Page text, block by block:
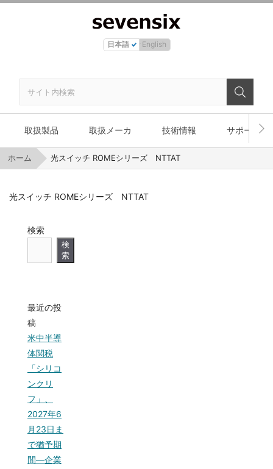
日本語 English
取扱製品 取扱メーカ 技術情報 サポート
ホーム 光スイッチ ROMEシリーズ NTTAT
光スイッチ ROMEシリーズ NTTAT
検索
検
索
最近の投
稿
米中半導
体関税
「シリコ
ンクリ
フ」、
2027年6
月23日ま
で猶予期
間—企業